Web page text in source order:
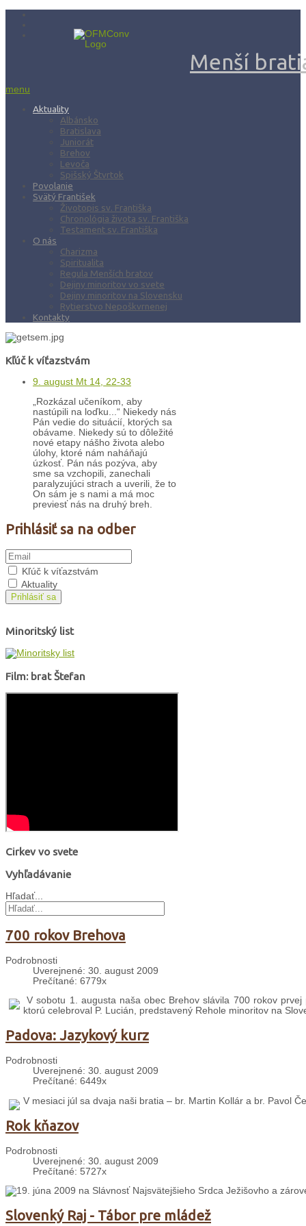
Menší
menu
Aktuality
Albánsko
Bratislava
Juniorát
Brehov
Levoča
Spišský Štvrtok
Povolanie
Svätý František
Životopis sv. Františka
Chronológia života sv. Františka
Testament sv. Františka
O nás
Charizma
Spiritualita
Regula Menších bratov
Dejiny minoritov vo svete
Dejiny minoritov na Slovensku
Rytierstvo Nepoškvrnenej
Kontakty
Kľúč k víťazstvám
9. august Mt 14, 22-33
„Rozkázal učeníkom, aby
nastúpili na loďku...“ Niekedy nás
Pán vedie do situácií, ktorých sa
obávame. Niekedy sú to dôležité
nové etapy nášho života alebo
úlohy, ktoré nám naháňajú
úzkosť. Pán nás pozýva, aby
sme sa vzchopili, zanechali
paralyzujúci strach a uverili, že to
On sám je s nami a má moc
previesť nás na druhý breh.
Prihlásiť sa na odber
Kľúč k víťazstvám
Aktuality
Prihlásiť sa
Minoritský list
Film: brat Štefan
Cirkev vo svete
Vyhľadávanie
Hľadať...
700 rokov Brehova
Podrobnosti
Uverejnené: 30. august 2009
Prečítané: 6779x
V sobotu 1. augusta naša obec Brehov slávila 700 rokov
ktorú celebroval P. Lucián, predstavený Rehole minoritov na
Padova: Jazykový kurz
Podrobnosti
Uverejnené: 30. august 2009
Prečítané: 6449x
V mesiaci júl sa dvaja naši bratia – br. Martin Kollár a br. Pavol
Rok kňazov
Podrobnosti
Uverejnené: 30. august 2009
Prečítané: 5727x
19. júna 2009 na Slávnosť Najsvätejšieho Srdca Ježišovho a
Slovenký Raj - Tábor pre mládež